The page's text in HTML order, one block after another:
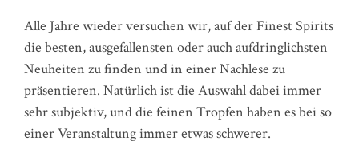
Alle Jahre wieder versuchen wir, auf der Finest Spirits
die besten, ausgefallensten oder auch aufdringlichsten
Neuheiten zu finden und in einer Nachlese zu
präsentieren. Natürlich ist die Auswahl dabei immer
sehr subjektiv, und die feinen Tropfen haben es bei so
einer Veranstaltung immer etwas schwerer.